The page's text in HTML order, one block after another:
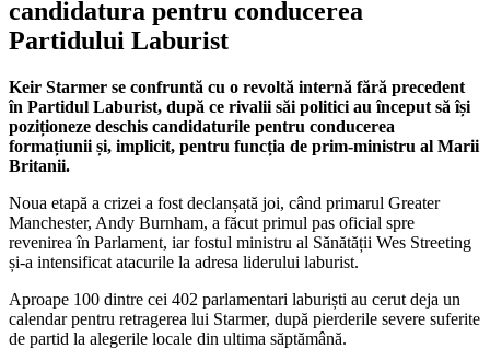
candidatura pentru conducerea
Partidului Laburist
Keir Starmer se confruntă cu o revoltă internă fără precedent
în Partidul Laburist, după ce rivalii săi politici au început să își
poziționeze deschis candidaturile pentru conducerea
formațiunii și, implicit, pentru funcția de prim-ministru al Marii
Britanii.
Noua etapă a crizei a fost declanșată joi, când primarul Greater
Manchester, Andy Burnham, a făcut primul pas oficial spre
revenirea în Parlament, iar fostul ministru al Sănătății Wes Streeting
și-a intensificat atacurile la adresa liderului laburist.
Aproape 100 dintre cei 402 parlamentari laburiști au cerut deja un
calendar pentru retragerea lui Starmer, după pierderile severe suferite
de partid la alegerile locale din ultima săptămână.